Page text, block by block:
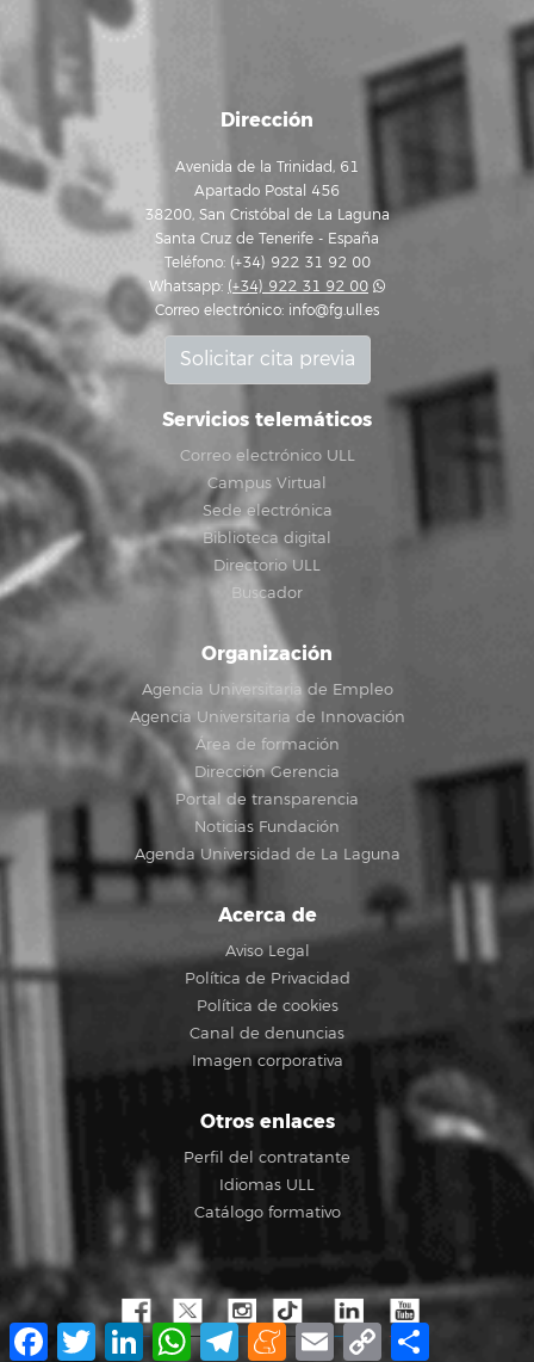
Dirección
Avenida de la Trinidad, 61
Apartado Postal 456
38200, San Cristóbal de La Laguna
Santa Cruz de Tenerife - España
Teléfono: (+34) 922 31 92 00
Whatsapp: (+34) 922 31 92 00
Correo electrónico: info@fg.ull.es
Solicitar cita previa
Servicios telemáticos
Correo electrónico ULL
Campus Virtual
Sede electrónica
Biblioteca digital
Directorio ULL
Buscador
Organización
Agencia Universitaria de Empleo
Agencia Universitaria de Innovación
Área de formación
Dirección Gerencia
Portal de transparencia
Noticias Fundación
Agenda Universidad de La Laguna
Acerca de
Aviso Legal
Política de Privacidad
Política de cookies
Canal de denuncias
Imagen corporativa
Otros enlaces
Perfil del contratante
Idiomas ULL
Catálogo formativo
Facebook
TwitterLinkedInWhatsApp
TelegramMeneame
Email Copy
Link